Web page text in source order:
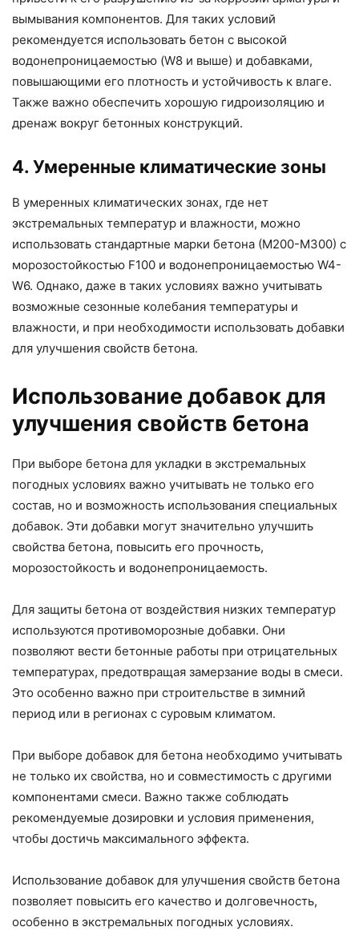
вымывания компонентов. Для таких условий
рекомендуется использовать бетон с высокой
водонепроницаемостью (W8 и выше) и добавками,
повышающими его плотность и устойчивость к влаге.
Также важно обеспечить хорошую гидроизоляцию и
дренаж вокруг бетонных конструкций.
4. Умеренные климатические зоны
В умеренных климатических зонах, где нет
экстремальных температур и влажности, можно
использовать стандартные марки бетона (М200-М300) с
морозостойкостью F100 и водонепроницаемостью W4-
W6. Однако, даже в таких условиях важно учитывать
возможные сезонные колебания температуры и
влажности, и при необходимости использовать добавки
для улучшения свойств бетона.
Использование добавок для
улучшения свойств бетона
При выборе бетона для укладки в экстремальных
погодных условиях важно учитывать не только его
состав, но и возможность использования специальных
добавок. Эти добавки могут значительно улучшить
свойства бетона, повысить его прочность,
морозостойкость и водонепроницаемость.
Для защиты бетона от воздействия низких температур
используются противоморозные добавки. Они
позволяют вести бетонные работы при отрицательных
температурах, предотвращая замерзание воды в смеси.
Это особенно важно при строительстве в зимний
период или в регионах с суровым климатом.
При выборе добавок для бетона необходимо учитывать
не только их свойства, но и совместимость с другими
компонентами смеси. Важно также соблюдать
рекомендуемые дозировки и условия применения,
чтобы достичь максимального эффекта.
Использование добавок для улучшения свойств бетона
позволяет повысить его качество и долговечность,
особенно в экстремальных погодных условиях.